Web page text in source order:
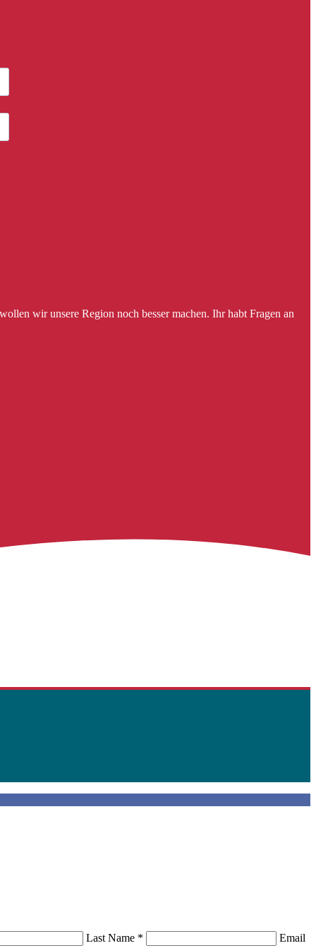
wir unsere Region noch besser machen. Ihr habt Fragen an
Last Name * Email